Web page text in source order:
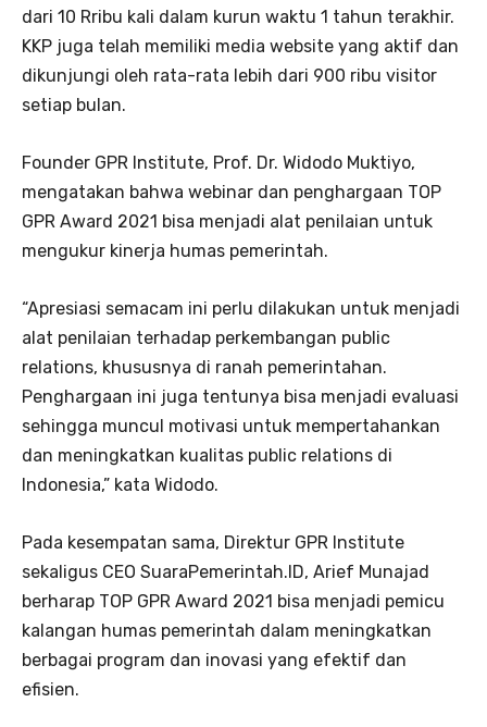
dari 10 Rribu kali dalam kurun waktu 1 tahun terakhir.
KKP juga telah memiliki media website yang aktif dan
dikunjungi oleh rata-rata lebih dari 900 ribu visitor
setiap bulan.
Founder GPR Institute, Prof. Dr. Widodo Muktiyo,
mengatakan bahwa webinar dan penghargaan TOP
GPR Award 2021 bisa menjadi alat penilaian untuk
mengukur kinerja humas pemerintah.
“Apresiasi semacam ini perlu dilakukan untuk menjadi
alat penilaian terhadap perkembangan public
relations, khususnya di ranah pemerintahan.
Penghargaan ini juga tentunya bisa menjadi evaluasi
sehingga muncul motivasi untuk mempertahankan
dan meningkatkan kualitas public relations di
Indonesia,” kata Widodo.
Pada kesempatan sama, Direktur GPR Institute
sekaligus CEO SuaraPemerintah.ID, Arief Munajad
berharap TOP GPR Award 2021 bisa menjadi pemicu
kalangan humas pemerintah dalam meningkatkan
berbagai program dan inovasi yang efektif dan
efisien.